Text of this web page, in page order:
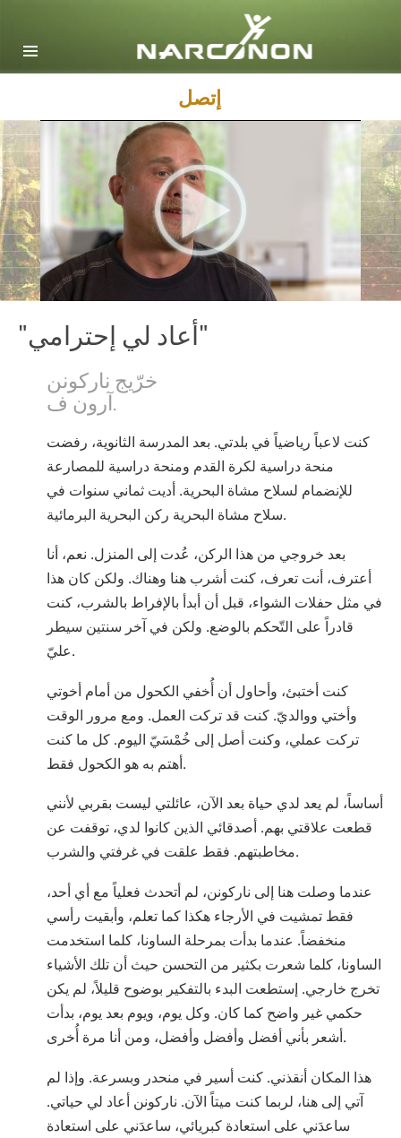
Dansk
Ελληνικά (Greek)
Español
Français
Hebrew
Magyar
Macedonian
Nederlands
Norsk
Portuguès
Русский (Russian)
Svenska
繁體中文 (Chinese)
Arabic
Nepali
Ukrainian
Turkish
جميع المناطق / اللغات
إتصل
"أعاد لي إحترامي"
خرّيج ناركونن
آرون ف.
كنت لاعباً رياضياً في بلدتي. بعد المدرسة الثانوية، رفضت
منحة دراسية لكرة القدم ومنحة دراسية للمصارعة
للإنضمام لسلاح مشاة البحرية. أديت ثماني سنوات في
سلاح مشاة البحرية ركن البحرية البرمائية.
بعد خروجي من هذا الركن، عُدت إلى المنزل. نعم، أنا
أعترف، أنت تعرف، كنت أشرب هنا وهناك. ولكن كان هذا
في مثل حفلات الشواء، قبل أن أبدأ بالإفراط بالشرب، كنت
قادراً على التّحكم بالوضع. ولكن في آخر سنتين سيطر
عليّ.
كنت أختبئ، وأحاول أن أُخفي الكحول من أمام أخوتي
وأختي ووالديّ. كنت قد تركت العمل. ومع مرور الوقت
تركت عملي، وكنت أصل إلى خُمْسَيّ اليوم. كل ما كنت
أهتم به هو الكحول فقط.
أساساً، لم يعد لدي حياة بعد الآن، عائلتي ليست بقربي لأنني
قطعت علاقتي بهم. أصدقائي الذين كانوا لدي، توقفت عن
مخاطبتهم. فقط علقت في غرفتي والشرب.
عندما وصلت هنا إلى ناركونن، لم أتحدث فعلياً مع أي أحد،
فقط تمشيت في الأرجاء هكذا كما تعلم، وأبقيت رأسي
منخفضاً. عندما بدأت بمرحلة الساونا، كلما استخدمت
الساونا، كلما شعرت بكثير من التحسن حيث أن تلك الأشياء
تخرج خارجي. إستطعت البدء بالتفكير بوضوح قليلاً، لم يكن
حكمي غير واضح كما كان. وكل يوم، ويوم بعد يوم، بدأت
أشعر بأني أفضل وأفضل وأفضل، ومن أنا مرة أُخرى.
هذا المكان أنقذني. كنت أسير في منحدر وبسرعة. وإذا لم
آتي إلى هنا، لربما كنت ميتاً الآن. ناركونن أعاد لي حياتي.
ساعدَني على استعادة كبريائي، ساعدَني على استعادة